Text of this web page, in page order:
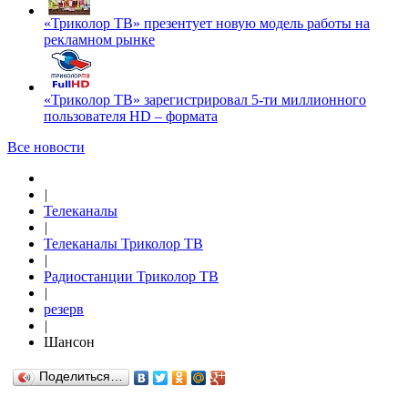
«Триколор ТВ» презентует новую модель работы на
рекламном рынке
«Триколор ТВ» зарегистрировал 5-ти миллионного
пользователя HD – формата
Все новости
|
Телеканалы
|
Телеканалы Триколор ТВ
|
Радиостанции Триколор ТВ
|
резерв
|
Шансон
Поделиться…